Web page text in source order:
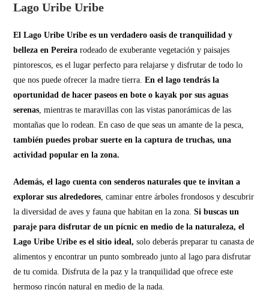
Lago Uribe Uribe
El Lago Uribe Uribe es un verdadero oasis de tranquilidad y
belleza en Pereirarodeado de exuberante vegetación y paisajes
pintorescos, es el lugar perfecto para relajarse y disfrutar de todo lo
que nos puede ofrecer la madre tierra.En el lago tendrás la
oportunidad de hacer paseos en bote o kayak por sus aguas
serenas, mientras te maravillas con las vistas panorámicas de las
montañas que lo rodean. En caso de que seas un amante de la pesca,
también puedes probar suerte en la captura de truchas, una
actividad popular en la zona.
Además, el lago cuenta con senderos naturales que te invitan a
explorar sus alrededores, caminar entre árboles frondosos y descubrir
la diversidad de aves y fauna que habitan en la zona.Si buscas un
paraje para disfrutar de un pícnic en medio de la naturaleza, el
Lago Uribe Uribe es el sitio ideal, solo deberás preparar tu canasta de
alimentos y encontrar un punto sombreado junto al lago para disfrutar
de tu comida. Disfruta de la paz y la tranquilidad que ofrece este
hermoso rincón natural en medio de la nada.